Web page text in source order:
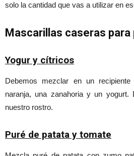
solo la cantidad que vas a utilizar en
Mascarillas caseras
Yogur y cítricos
Debemos mezclar en un
naranja, una zanahoria y un yogurt.
nuestro rostro.
Puré de patata y tomate